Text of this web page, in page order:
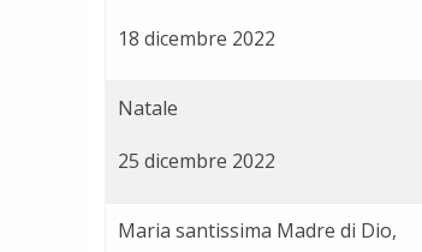
18 dicembre 2022
Natale
25 dicembre 2022
Maria santissima Madre di Dio,